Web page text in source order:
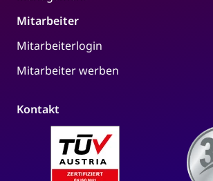
Mitarbeiter
Mitarbeiterlogin
Mitarbeiter werben
Kontakt